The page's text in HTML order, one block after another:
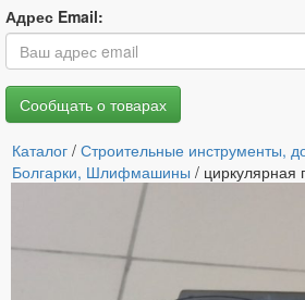
Адрес Email:
Каталог / Строительные инструменты,
Болгарки, Шлифмашины / циркулярная